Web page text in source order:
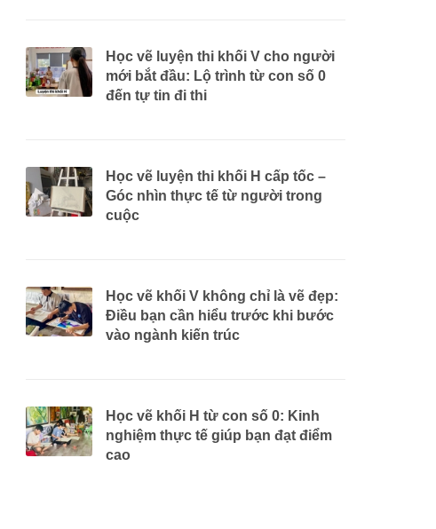
Học vẽ luyện thi khối V cho người
mới bắt đầu: Lộ trình từ con số 0
đến tự tin đi thi
Học vẽ luyện thi khối H cấp tốc –
Góc nhìn thực tế từ người trong
cuộc
Học vẽ khối V không chỉ là vẽ đẹp:
Điều bạn cần hiểu trước khi bước
vào ngành kiến trúc
Học vẽ khối H từ con số 0: Kinh
nghiệm thực tế giúp bạn đạt điểm
cao